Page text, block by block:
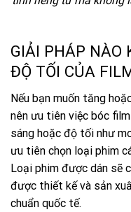
GIẢI PHÁP NÀO
ĐỘ TỐI CỦA
Nếu bạn muốn tăng
nên ưu tiên việc bóc
sáng hoặc độ tối như
ưu tiên chọn loại phim
Loại phim được dán sẽ
được thiết kế và sản
chuẩn quốc tế.